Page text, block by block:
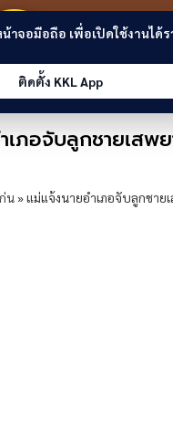
ขอนแก่น
ลิงก์
ภอจับลูกชายเสพย
น»แม่แจ้งนายอำเภอจับลูกชาย
น้าจอมือถือ เพื่อเปิดใช้งานได้
ติดตั้ง KKL App